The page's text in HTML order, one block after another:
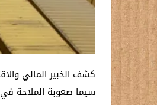
كشف الخبير المالي
سيما صعوبة الملاحة في